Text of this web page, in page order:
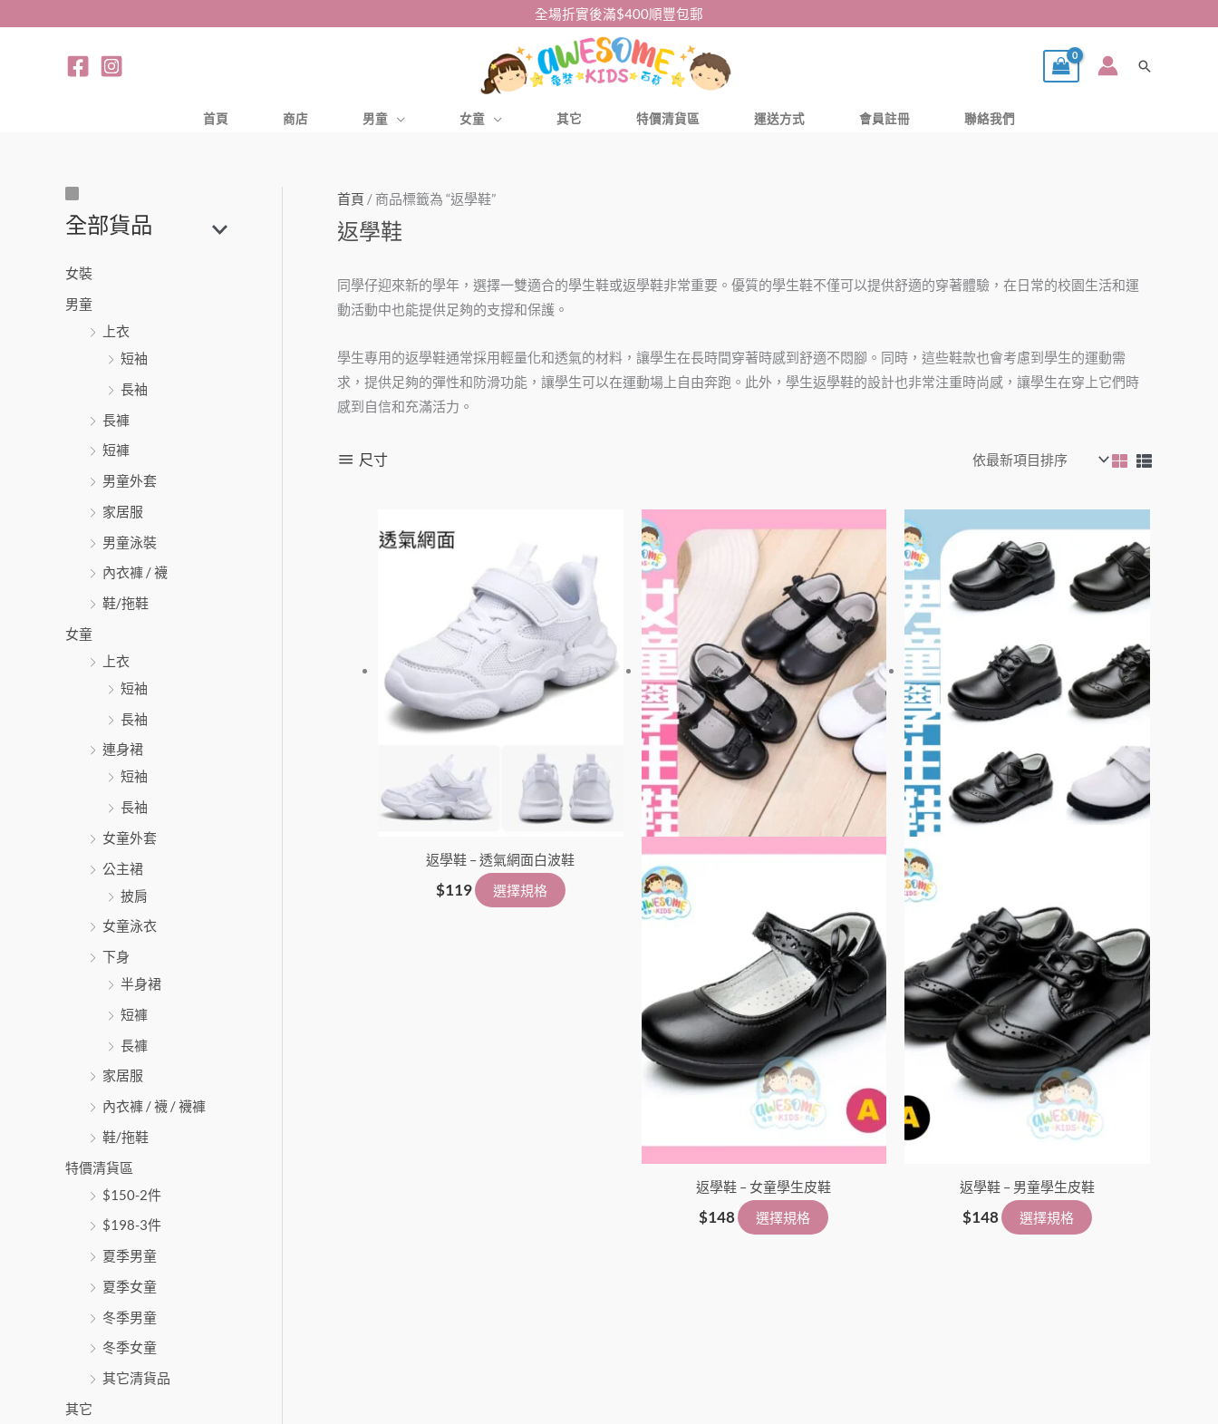
全場折實後滿$400順豐包郵
搜
首頁 商店 男童 女童 其它 特價清貨區 運送方式 會員註冊 聯絡我們
全部貨品
女裝
男童
上衣
短袖
長袖
長褲
短褲
男童外套
家居服
男童泳裝
內衣褲 / 襪
鞋/拖鞋
女童
上衣
短袖
長袖
連身裙
短袖
長袖
女童外套
公主裙
披肩
女童泳衣
下身
半身裙
短褲
長褲
家居服
內衣褲 / 襪 / 襪褲
鞋/拖鞋
特價清貨區
$150-2件
$198-3件
夏季男童
夏季女童
冬季男童
冬季女童
其它清貨品
其它
尺
寸
搜
尋
鍵
字
首頁 / 商品標籤為 “返學鞋”
返學鞋
同學仔迎來新的學年，選擇一雙適合的學生鞋或返學鞋非常重要。優質的學生鞋不僅可以提供舒適的穿著體驗，在日常的校園生活和運
動活動中也能提供足夠的支撐和保護。
學生專用的返學鞋通常採用輕量化和透氣的材料，讓學生在長時間穿著時感到舒適不悶腳。同時，這些鞋款也會考慮到學生的運動需
求，提供足夠的彈性和防滑功能，讓學生可以在運動場上自由奔跑。此外，學生返學鞋的設計也非常注重時尚感，讓學生在穿上它們時
感到自信和充滿活力。
尺寸
返學鞋 – 透氣網面白波鞋
$119 選擇規格
品
有
多
種
式。
產
品
頁
選
擇
返學鞋 – 女童學生皮鞋
$148 選擇規格
產
品
有
多
種
款
式。
在
面
選
項
返學鞋 – 男童學生皮鞋
$148 選擇規格
品
有
多
款
式。
可
產
頁
項